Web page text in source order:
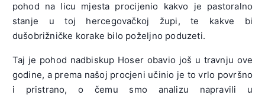
pohod na licu mjesta procijenio kakvo je pastoralno
stanje u toj hercegovačkoj župi, te kakve bi
dušobrižničke korake bilo poželjno poduzeti.
Taj je pohod nadbiskup Hoser obavio još u travnju ove
godine, a prema našoj procjeni učinio je to vrlo površno
i pristrano, o čemu smo analizu napravili u